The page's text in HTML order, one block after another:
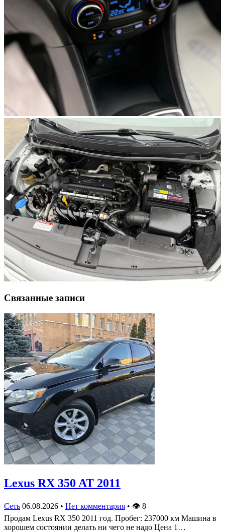
Связанные записи
Lexus RX 350 AT 2011
Сеть 06.08.2026 • Нет комментария • 👁 8
Продам Lexus RX 350 2011 год. Пробег: 237000 км Машина в
хорошем состоянии делать ни чего не надо Цена 1…